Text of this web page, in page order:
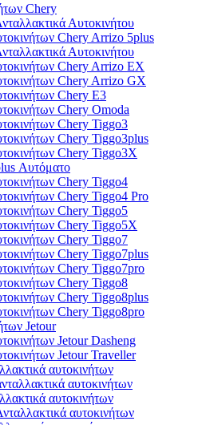
Chery
Αυτοκινήτου
Chery Arrizo 5plus
Αυτοκινήτου
Chery Arrizo EX
Chery Arrizo GX
Chery E3
Chery Omoda
Chery Tiggo3
Chery Tiggo3plus
Chery Tiggo3X
Αυτόματο
Chery Tiggo4
Chery Tiggo4 Pro
Chery Tiggo5
Chery Tiggo5X
Chery Tiggo7
Chery Tiggo7plus
Chery Tiggo7pro
Chery Tiggo8
Chery Tiggo8plus
Chery Tiggo8pro
Jetour
Jetour Dasheng
Jetour Traveller
αυτοκινήτων
αυτοκινήτων
αυτοκινήτων
αυτοκινήτων